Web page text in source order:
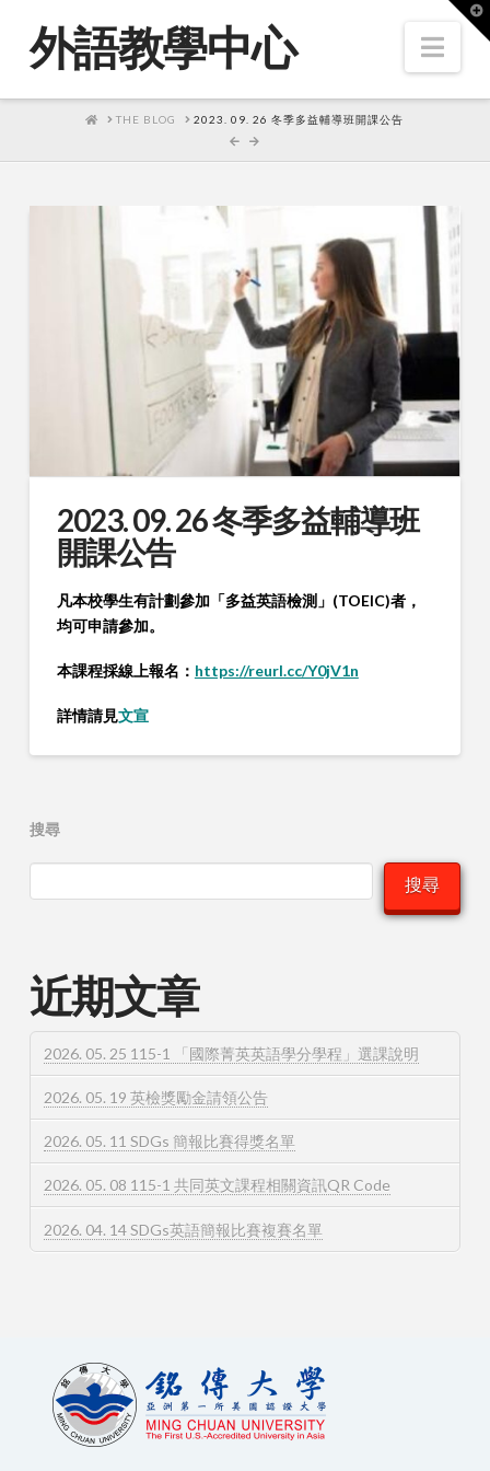
外語教學中心
HOME
THE BLOG 2023. 09. 26 冬季多益輔導班開課公告
2023. 09. 26 冬季多益輔導班
開課公告
凡本校學生有計劃參加「多益英語檢測」(TOEIC)者，
均可申請參加。
本課程採線上報名： https://reurl.cc/Y0jV1n
詳情請見文宣
搜尋
搜尋
近期文章
2026. 05. 25 115-1 「國際菁英英語學分學程」選課說明
2026. 05. 19 英檢獎勵金請領公告
2026. 05. 11 SDGs 簡報比賽得獎名單
2026. 05. 08 115-1 共同英文課程相關資訊QR Code
2026. 04. 14 SDGs英語簡報比賽複賽名單